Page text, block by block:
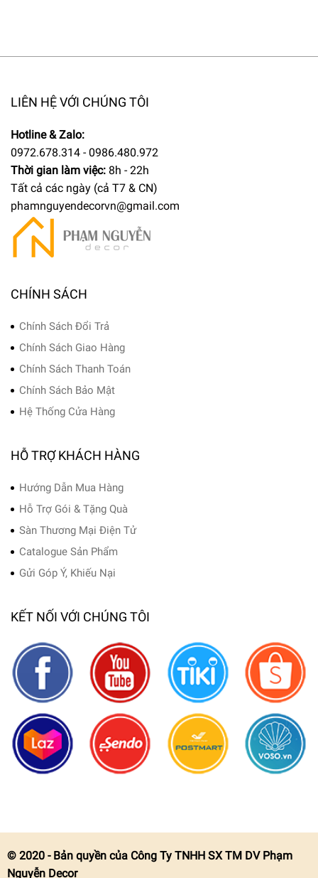
LIÊN HỆ VỚI CHÚNG TÔI
Hotline & Zalo:
0972.678.314 - 0986.480.972
Thời gian làm việc: 8h - 22h
Tất cả các ngày (cả T7 & CN)
phamnguyendecorvn@gmail.com
CHÍNH SÁCH
Chính Sách Đổi Trả
Chính Sách Giao Hàng
Chính Sách Thanh Toán
Chính Sách Bảo Mật
Hệ Thống Cửa Hàng
HỖ TRỢ KHÁCH HÀNG
Hướng Dẫn Mua Hàng
Hỗ Trợ Gói & Tặng Quà
Sàn Thương Mại Điện Tử
Catalogue Sản Phẩm
Gửi Góp Ý, Khiếu Nại
KẾT NỐI VỚI CHÚNG TÔI
© 2020 - Bản quyền của Công Ty TNHH SX TM DV Phạm
Nguyễn Decor